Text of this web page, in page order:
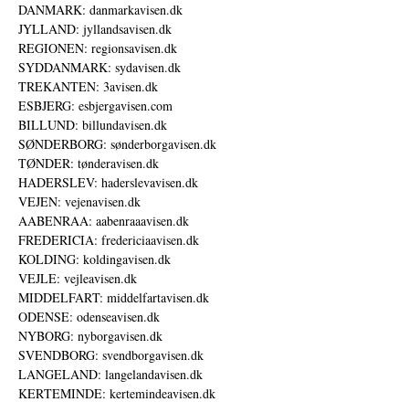
DANMARK: danmarkavisen.dk
JYLLAND: jyllandsavisen.dk
REGIONEN: regionsavisen.dk
SYDDANMARK: sydavisen.dk
TREKANTEN: 3avisen.dk
ESBJERG: esbjergavisen.com
BILLUND: billundavisen.dk
SØNDERBORG: sønderborgavisen.dk
TØNDER: tønderavisen.dk
HADERSLEV: haderslevavisen.dk
VEJEN: vejenavisen.dk
AABENRAA: aabenraaavisen.dk
FREDERICIA: fredericiaavisen.dk
KOLDING: koldingavisen.dk
VEJLE: vejleavisen.dk
MIDDELFART: middelfartavisen.dk
ODENSE: odenseavisen.dk
NYBORG: nyborgavisen.dk
SVENDBORG: svendborgavisen.dk
LANGELAND: langelandavisen.dk
KERTEMINDE: kertemindeavisen.dk